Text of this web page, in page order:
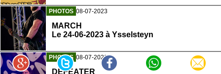
PHOTOS 08-07-2023
MARCH
Le 24-06-2023 à Ysselsteyn
PHOTOS 08-07-2023
DEFEATER